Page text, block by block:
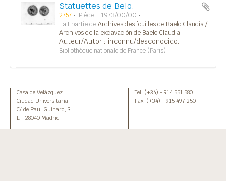
Statuettes de Belo.
2757 Pièce
1973/00/00
Fait partie deArchives des fouilles de Baelo Claudia /
Archivos de la excavación de Baelo Claudia
Auteur/Autor : inconnu/desconocido.
Bibliothèque nationale de France (Paris)
Casa de Velázquez
Ciudad Universitaria
C/ de Paul Guinard, 3
E - 28040 Madrid
Tel. (+34) - 914 551 580
Fax. (+34) - 915 497 250